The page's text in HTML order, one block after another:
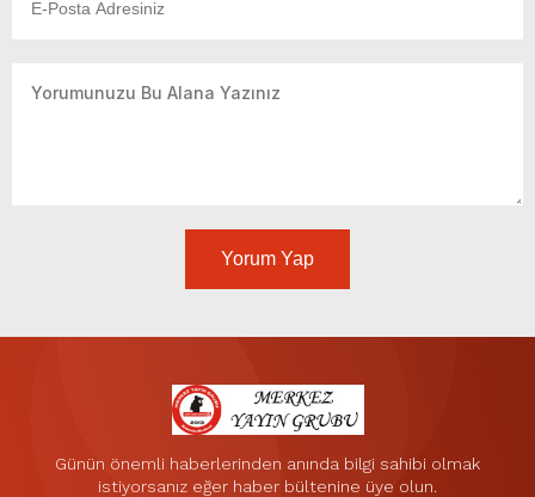
Yorum Yap
Günün önemli haberlerinden anında bilgi sahibi olmak
istiyorsanız eğer haber bültenine üye olun.